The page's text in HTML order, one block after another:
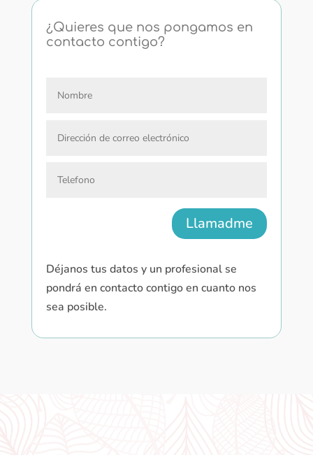
¿Quieres que nos pongamos en
contacto contigo?
Llamadme
Déjanos tus datos y un profesional se
pondrá en contacto contigo en cuanto nos
sea posible.